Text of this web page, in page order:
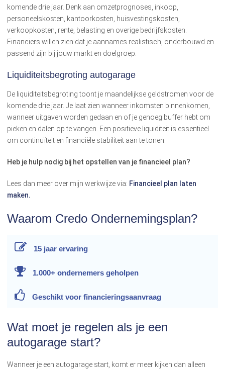
komende drie jaar. Denk aan omzetprognoses, inkoop,
personeelskosten, kantoorkosten, huisvestingskosten,
verkoopkosten, rente, belasting en overige bedrijfskosten.
Financiers willen zien dat je aannames realistisch, onderbouwd en
passend zijn bij jouw markt en doelgroep.
Liquiditeitsbegroting autogarage
De liquiditeitsbegroting toont je maandelijkse geldstromen voor de
komende drie jaar. Je laat zien wanneer inkomsten binnenkomen,
wanneer uitgaven worden gedaan en of je genoeg buffer hebt om
pieken en dalen op te vangen. Een positieve liquiditeit is essentieel
om continuïteit en financiële stabiliteit aan te tonen.
Heb je hulp nodig bij het opstellen van je financieel plan?
Lees dan meer over mijn werkwijze via: Financieel plan laten
maken.
Waarom Credo Ondernemingsplan?
15 jaar ervaring
1.000+ ondernemers geholpen
Geschikt voor financieringsaanvraag
Wat moet je regelen als je een
autogarage start?
Wanneer je een autogarage start, komt er meer kijken dan alleen